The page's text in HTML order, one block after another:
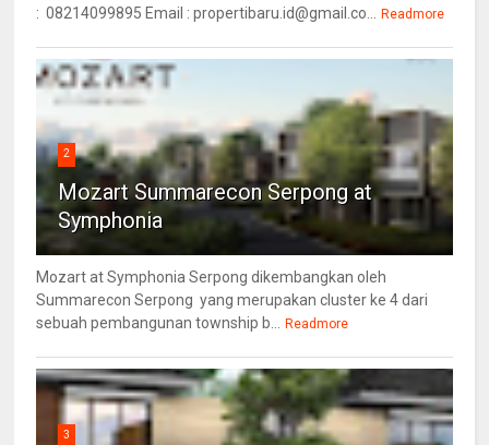
: 08214099895 Email : propertibaru.id@gmail.co...
Readmore
2
Mozart Summarecon Serpong at
Symphonia
Mozart at Symphonia Serpong dikembangkan oleh
Summarecon Serpong yang merupakan cluster ke 4 dari
sebuah pembangunan township b...
Readmore
3